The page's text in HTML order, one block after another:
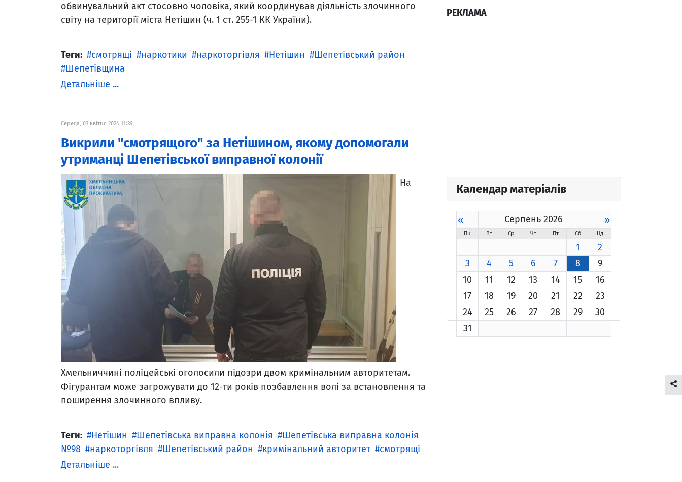
обвинувальний акт стосовно чоловіка, який координував діяльність злочинного
світу на території міста Нетішин (ч. 1 ст. 255-1 КК України).
Теги: смотрящі наркотики наркоторгівля Нетішин
Шепетівський район
Шепетівщина
Детальніше ...
Середа, 03 квітня 2024 11:39
Викрили "смотрящого" за Нетішином, якому допомогали
утриманці Шепетівської виправної колонії
На
Хмельниччині поліцейські оголосили підозри двом кримінальним авторитетам.
Фігурантам може загрожувати до 12-ти років позбавлення волі за встановлення та
поширення злочинного впливу.
Теги: Нетішин Шепетівська виправна колонія
Шепетівська виправна колонія
№98
наркоторгівля Шепетівський район кримінальний авторитет
смотрящі
Детальніше ...
РЕКЛАМА
Календар матеріалів
« Серпень 2026 »
Пн Вт Ср Чт Пт Сб Нд
1
2
3
4 5 6 7 8
9
10
11 12 13 14 15
16
17
18 19 20 21 22
23
24
25 26 27 28 29
30
31